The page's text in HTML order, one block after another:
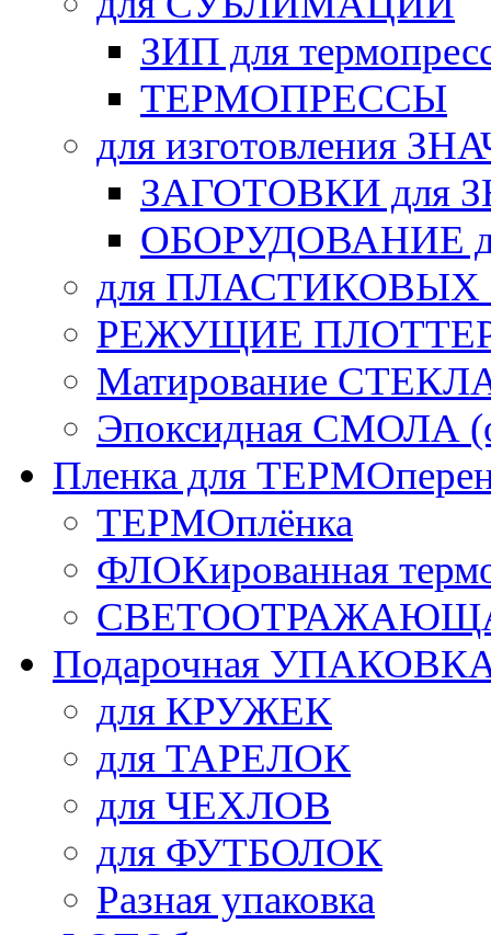
ЗИП для
ТЕРМОПРЕССЫ
для изготовления
ЗАГОТОВКИ для
ОБОРУДОВАНИЕ
для ПЛАСТИКОВЫХ
РЕЖУЩИЕ
Матирование
Эпоксидная СМОЛА
Пленка для
ТЕРМОплёнка
ФЛОКированная
Подарочная
для КРУЖЕК
для ТАРЕЛОК
для ЧЕХЛОВ
для ФУТБОЛОК
Разная упаковка